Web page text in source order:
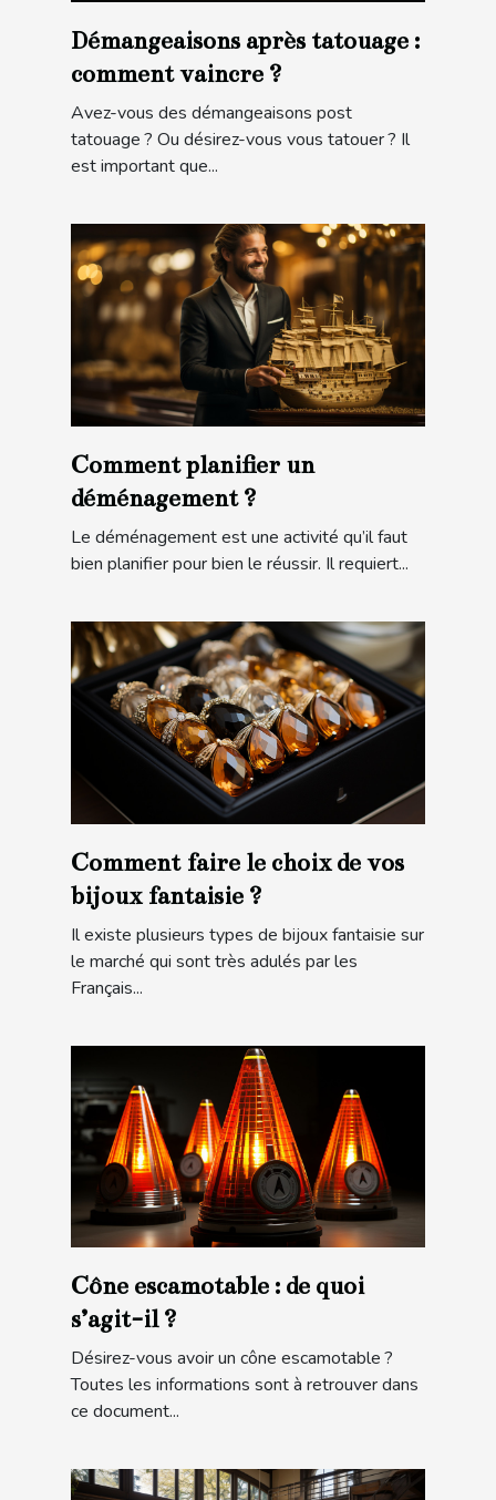
Démangeaisons après tatouage :
comment vaincre ?
Avez-vous des démangeaisons post
tatouage ? Ou désirez-vous vous tatouer ? Il
est important que...
Comment planifier un
déménagement ?
Le déménagement est une activité qu’il faut
bien planifier pour bien le réussir. Il requiert...
Comment faire le choix de vos
bijoux fantaisie ?
Il existe plusieurs types de bijoux fantaisie sur
le marché qui sont très adulés par les
Français...
Cône escamotable : de quoi
s’agit-il ?
Désirez-vous avoir un cône escamotable ?
Toutes les informations sont à retrouver dans
ce document...